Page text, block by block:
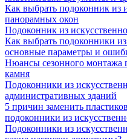
Как выбрать подоконник из
панорамных окон
Подоконник из
Как выбрать подоконники
основные параметры и
Нюансы сезонного монтажа
камня
Подоконники из
административных зданий
5 причин заменить
подоконники из
Подоконники из